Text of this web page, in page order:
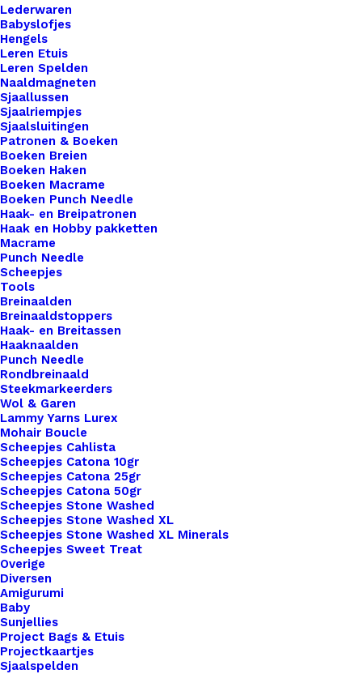
Lederwaren
Babyslofjes
Hengels
Leren Etuis
Leren Spelden
Naaldmagneten
Sjaallussen
Sjaalriempjes
Sjaalsluitingen
Patronen & Boeken
Boeken Breien
Boeken Haken
Boeken Macrame
Boeken Punch Needle
Haak- en Breipatronen
Haak en Hobby pakketten
Macrame
Punch Needle
Scheepjes
Tools
Breinaalden
Breinaaldstoppers
Haak- en Breitassen
Haaknaalden
Punch Needle
Rondbreinaald
Steekmarkeerders
Wol & Garen
Lammy Yarns Lurex
Mohair Boucle
Scheepjes Cahlista
Scheepjes Catona 10gr
Scheepjes Catona 25gr
Scheepjes Catona 50gr
Scheepjes Stone Washed
Scheepjes Stone Washed XL
Scheepjes Stone Washed XL Minerals
Scheepjes Sweet Treat
Overige
Diversen
Amigurumi
Baby
Sunjellies
Project Bags & Etuis
Projectkaartjes
Sjaalspelden
€5,95
Onze producten worden met zorg en precisie
vervaardigd met behulp van moderne 3D-print
technologie. Dit stelt ons in staat om unieke
ontwerpen te creëren met oog voor detail,
kwaliteit en functionaliteit. Elk item wordt laag
voor laag opgebouwd, wat zorgt voor een
bijzonder en eigentijds karakter dat je niet snel
ergens anders vindt.
Daarnaast kiezen we bewust voor duurzaamheid.
Onze producten worden gemaakt van een
kunststof op basis van plantaardige grondstoffen
(PLA). Dit materiaal is afkomstig van hernieuwbare
bronnen zoals maïs of suikerriet en is daarmee
een milieubewuster alternatief voor traditionele
kunststoffen.
Zo combineer je met onze 3D-geprinte producten
innovatie, stijl én een verantwoorde keuze.
1 op voorraad
Koelkast
Magneet
Retro
019
aantal
Toevoegen aan verlanglijst